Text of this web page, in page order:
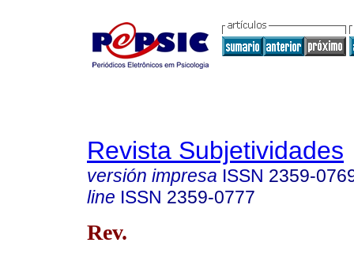
Revista Subjetividades
versión impresa ISSN 2359-
line ISSN 2359-0777
Rev.